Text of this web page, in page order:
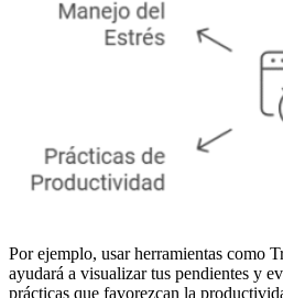
Por ejemplo, usar herramientas como
ayudará a visualizar tus pendientes y
prácticas que favorezcan la